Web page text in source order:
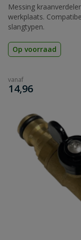
Messing
werkplaats.
slangtypen.
Op voorraad
vanaf
€
14,96